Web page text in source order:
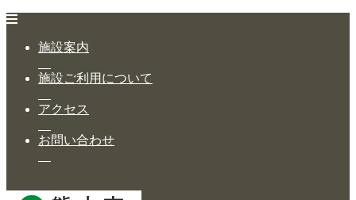
施設案内
施設ご利用について
アクセス
お問い合わせ